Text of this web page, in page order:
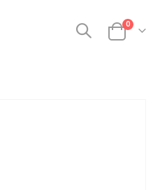
カート
0商品